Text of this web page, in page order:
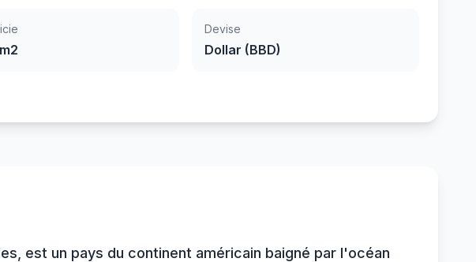
Devise
Dollar (BBD)
est un pays du continent américain baigné par l'océan